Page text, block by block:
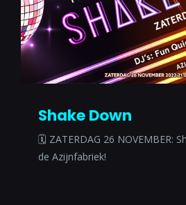
Shake Down
🗓 ZATERDAG 26 NOVEMBER:
de Azijnfabriek!